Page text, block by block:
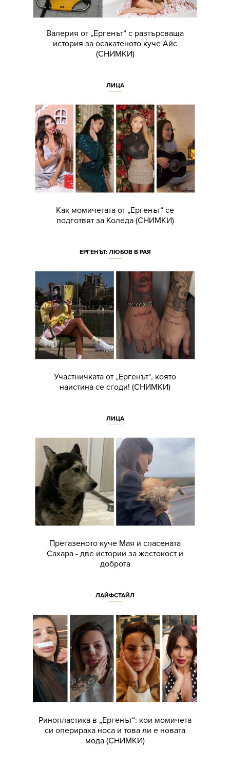
Валерия от „Ергенът“ с разтърсваща
история за осакатеното куче Айс
(СНИМКИ)
ЛИЦА
Как момичетата от „Ергенът“ се
подготвят за Коледа (СНИМКИ)
ЕРГЕНЪТ: ЛЮБОВ В РАЯ
Участничката от „Ергенът“, която
наистина се сгоди! (СНИМКИ)
ЛИЦА
Прегазеното куче Мая и спасената
Сахара - две истории за жестокост и
доброта
ЛАЙФСТАЙЛ
Ринопластика в „Ергенът“: кои момичета
си оперираха носа и това ли е новата
мода (СНИМКИ)